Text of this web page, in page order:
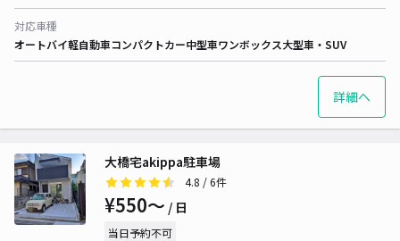
対応車種
オートバイ軽自動車コンパクトカー中型車ワンボックス大型車・SUV
詳細へ
大橋宅akippa駐車場
4.8 / 6件
¥550〜 / 日
当日予約不可